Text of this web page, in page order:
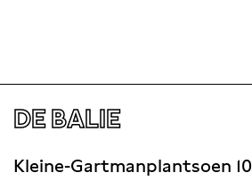
DE BALIE
Kleine-Gartmanplantsoen 10